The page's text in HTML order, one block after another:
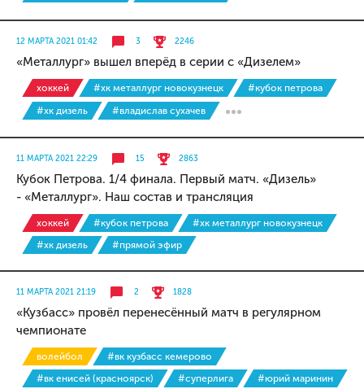
12 МАРТА 2021 01:42 3 2246
«Металлург» вышел вперёд в серии с «Дизелем»
хоккей #хк металлург новокузнецк
#кубок петрова
#хк дизель
#владислав сухачев
11 МАРТА 2021 22:29 15 2863
Кубок Петрова. 1/4 финала. Первый матч. «Дизель»
- «Металлург». Наш состав и трансляция
хоккей #кубок петрова
#хк металлург новокузнецк
#хк дизель
#прямой эфир
11 МАРТА 2021 21:19 2 1828
«Кузбасс» провёл перенесённый матч в регулярном
чемпионате
волейбол
#вк кузбасс кемерово
#вк енисей (красноярск)
#суперлига #юрий маринин